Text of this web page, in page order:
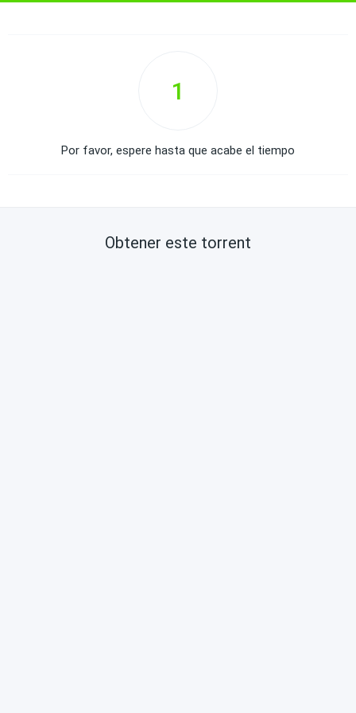
1
Por favor, espere hasta que acabe el tiempo
Obtener este torrent